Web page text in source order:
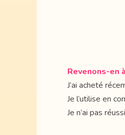
Revenons-en
J’ai acheté
Je l’utilise en
Je n’ai pas